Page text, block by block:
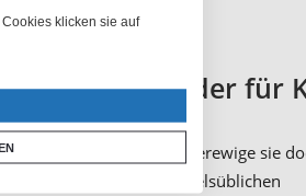
Adventskalender für
geschossen? Dann verewige sie
Katzen, statt einen handelsüblichen
klicken sie auf